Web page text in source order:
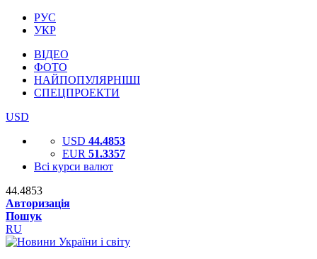
РУС
УКР
ВІДЕО
ФОТО
НАЙПОПУЛЯРНІШІ
СПЕЦПРОЕКТИ
USD
USD 44.4853
EUR 51.3357
Всі курси валют
44.4853
Авторизація
Пошук
RU